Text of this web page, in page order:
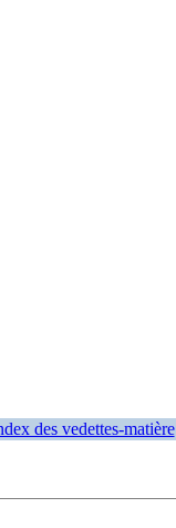
des vedettes-matière